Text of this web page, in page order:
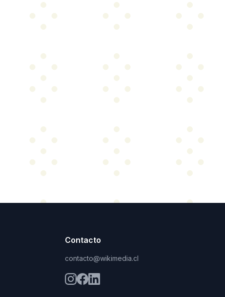
Contacto
contacto@wikimedia.cl